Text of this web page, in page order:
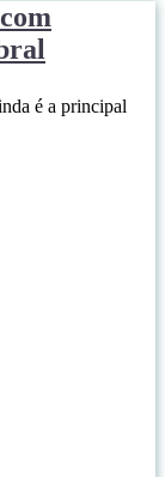
é a principal